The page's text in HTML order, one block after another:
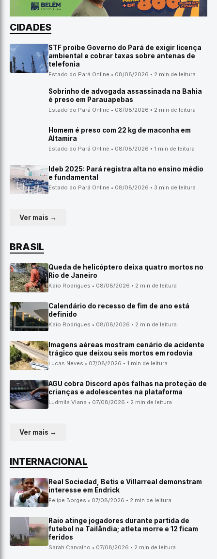
CIDADES
STF proíbe Governo do Pará de exigir licença
ambiental e cobrar taxas sobre antenas de
telefonia
Estado do Pará Online • 08/08/2026 • 2 min de leitura
Sobrinho de advogada assassinada na Bahia
é preso em Parauapebas
Estado do Pará Online • 08/08/2026 • 2 min de leitura
Homem é preso com 22 kg de maconha em
Altamira
Estado do Pará Online • 08/08/2026 • 1 min de leitura
Ideb 2025: Pará registra alta no ensino médio
e fundamental
Estado do Pará Online • 08/08/2026 • 3 min de leitura
Ver mais →
BRASIL
Queda de helicóptero deixa quatro mortos no
Rio de Janeiro
Kaio Rodrigues • 08/08/2026 • 2 min de leitura
Calendário do recesso de fim de ano está
definido
Kaio Rodrigues • 08/08/2026 • 2 min de leitura
Imagens aéreas mostram cenário de acidente
trágico que deixou seis mortos em rodovia
Lucas Neves • 07/08/2026 • 1 min de leitura
AGU cobra Discord após falhas na proteção de
crianças e adolescentes na plataforma
Ludmila Viana • 07/08/2026 • 2 min de leitura
Ver mais →
INTERNACIONAL
Real Sociedad, Betis e Villarreal demonstram
interesse em Endrick
Felipe Borges • 07/08/2026 • 2 min de leitura
Raio atinge jogadores durante partida de
futebol na Tailândia; atleta morre e 12 ficam
feridos
Sarah Carvalho • 07/08/2026 • 2 min de leitura